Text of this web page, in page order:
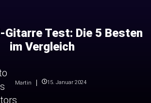
Gitarre Test: Die 5 Besten
im Vergleich
Martin 15. Januar 2024